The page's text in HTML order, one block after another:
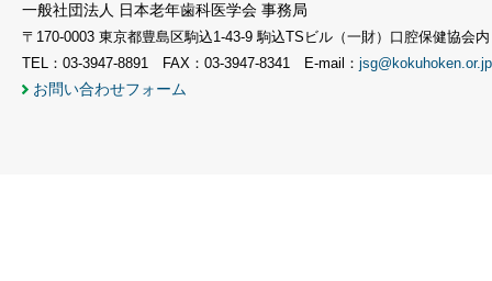
一般社団法人 日本老年歯科医学会 事務局
〒170-0003 東京都豊島区駒込1-43-9 駒込TSビル（一財）口腔保健協会内
TEL：03-3947-8891 FAX：03-3947-8341 E-mail： jsg@kokuhoken.or.jp
お問い合わせフォーム